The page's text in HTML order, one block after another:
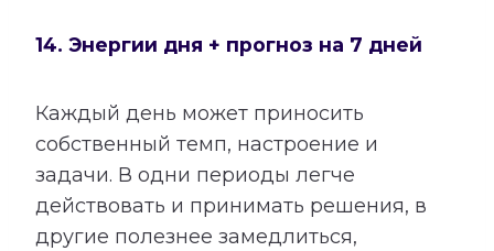
14. Энергии дня + прогноз на 7 дней
Каждый день может приносить
собственный темп, настроение и
задачи. В одни периоды легче
действовать и принимать решения, в
другие полезнее замедлиться,